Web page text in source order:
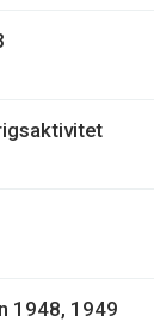
1948, 1949